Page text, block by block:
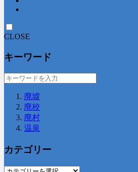
CLOSE
キーワード
廃墟
廃校
廃村
温泉
カテゴリー